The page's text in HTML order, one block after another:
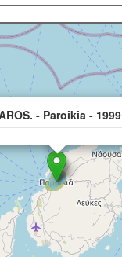
- Paroikia - 1999